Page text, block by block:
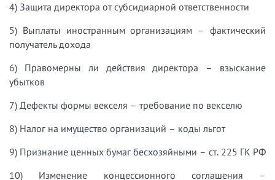
4) Защита директора от субсидиарной ответственности
5) Выплаты иностранным организациям – фактический
получатель дохода
6) Правомерны ли действия директора – взыскание
убытков
7) Дефекты формы векселя – требование по векселю
8) Налог на имущество организаций – коды льгот
9) Признание ценных бумаг бесхозяйными – ст. 225 ГК РФ
10) Изменение концессионного соглашения –